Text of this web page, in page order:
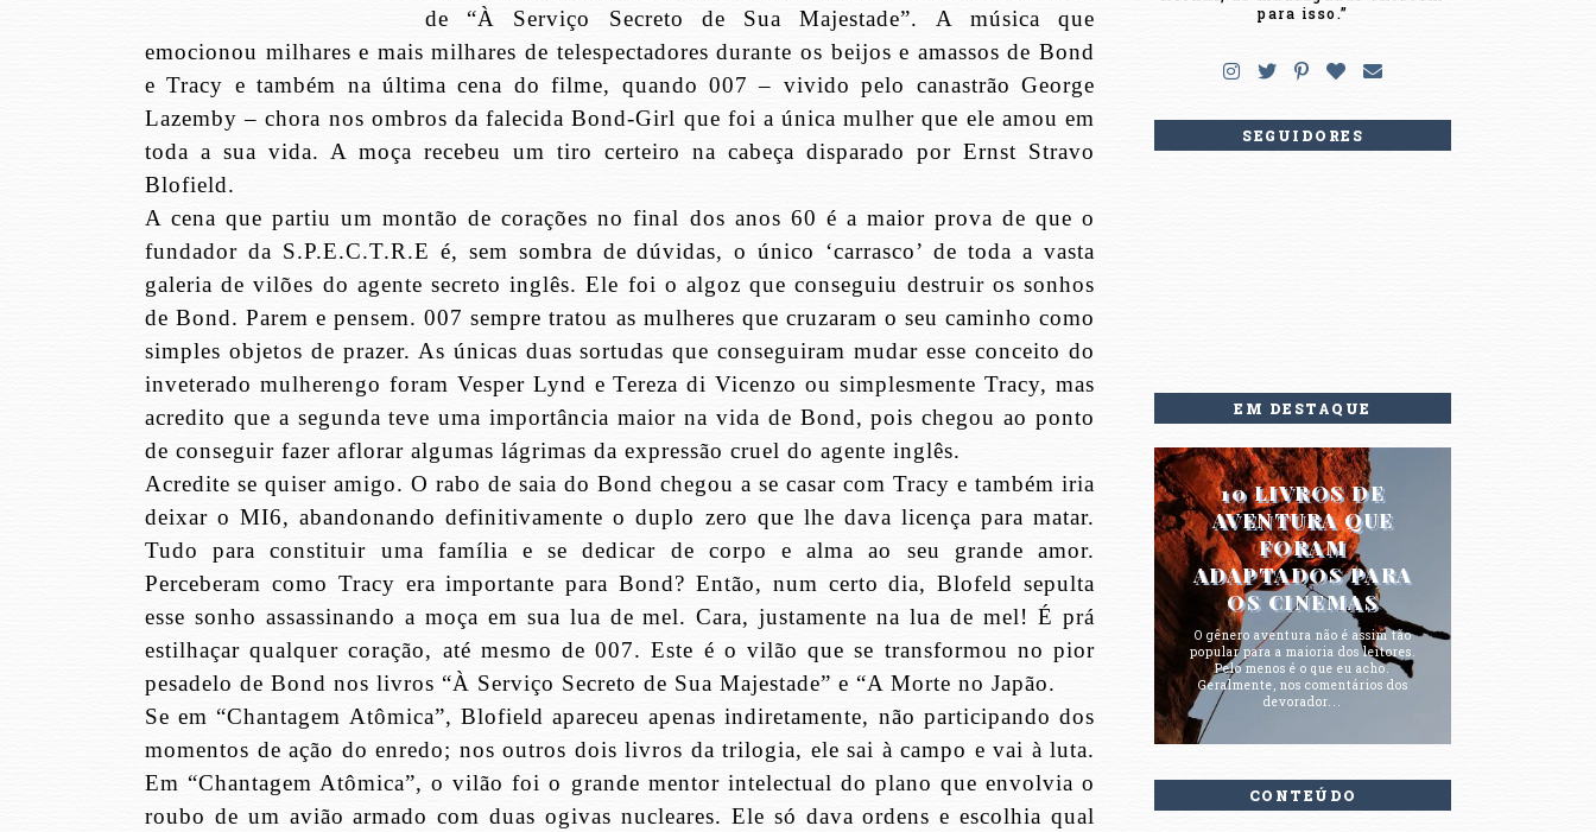
de “À Serviço Secreto de Sua Majestade”. A música que
emocionou milhares e mais milhares de telespectadores durante os beijos e amassos de Bond
e Tracy e também na última cena do filme, quando 007 – vivido pelo canastrão George
Lazemby – chora nos ombros da falecida Bond-Girl que foi a única mulher que ele amou em
toda a sua vida. A moça recebeu um tiro certeiro na cabeça disparado por Ernst Stravo
Blofield.
A cena que partiu um montão de corações no final dos anos 60 é a maior prova de que o
fundador da S.P.E.C.T.R.E é, sem sombra de dúvidas, o único ‘carrasco’ de toda a vasta
galeria de vilões do agente secreto inglês. Ele foi o algoz que conseguiu destruir os sonhos
de Bond. Parem e pensem. 007 sempre tratou as mulheres que cruzaram o seu caminho como
simples objetos de prazer. As únicas duas sortudas que conseguiram mudar esse conceito do
inveterado mulherengo foram Vesper Lynd e Tereza di Vicenzo ou simplesmente Tracy, mas
acredito que a segunda teve uma importância maior na vida de Bond, pois chegou ao ponto
de conseguir fazer aflorar algumas lágrimas da expressão cruel do agente inglês.
Acredite se quiser amigo. O rabo de saia do Bond chegou a se casar com Tracy e também iria
deixar o MI6, abandonando definitivamente o duplo zero que lhe dava licença para matar.
Tudo para constituir uma família e se dedicar de corpo e alma ao seu grande amor.
Perceberam como Tracy era importante para Bond? Então, num certo dia, Blofeld sepulta
esse sonho assassinando a moça em sua lua de mel. Cara, justamente na lua de mel! É prá
estilhaçar qualquer coração, até mesmo de 007. Este é o vilão que se transformou no pior
pesadelo de Bond nos livros “À Serviço Secreto de Sua Majestade” e “A Morte no Japão.
Se em “Chantagem Atômica”, Blofield apareceu apenas indiretamente, não participando dos
momentos de ação do enredo; nos outros dois livros da trilogia, ele sai à campo e vai à luta.
Em “Chantagem Atômica”, o vilão foi o grande mentor intelectual do plano que envolvia o
roubo de um avião armado com duas ogivas nucleares. Ele só dava ordens e escolhia qual
para isso.”
SEGUIDORES
EM DESTAQUE
10 LIVROS DE
AVENTURA QUE
FORAM
ADAPTADOS PARA
OS CINEMAS
O gênero aventura não é assim tão
popular para a maioria dos leitores.
Pelo menos é o que eu acho.
Geralmente, nos comentários dos
devorador...
CONTEÚDO